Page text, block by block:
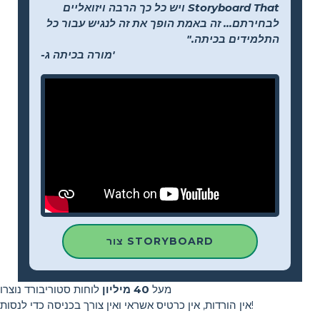
Storyboard That ויש כל כך הרבה ויזואליים
לבחירתם... זה באמת הופך את זה לנגיש עבור כל
התלמידים בכיתה."
-מורה בכיתה ג'
צור STORYBOARD
מעל 40 מיליון
לוחות סטוריבורד נוצרו
אין הורדות, אין כרטיס אשראי ואין צורך בכניסה כדי לנסות!